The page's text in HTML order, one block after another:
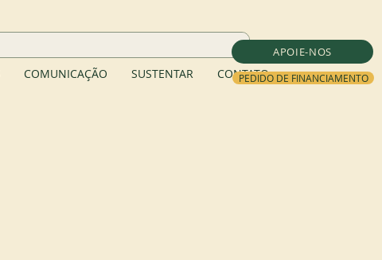
APOIE-NOS
PEDIDO DE FINANCIAMENTO
COMUNICAÇÃO SUSTENTAR CONTATO